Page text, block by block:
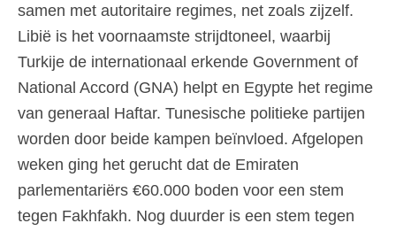
samen met autoritaire regimes, net zoals zijzelf.
Libië is het voornaamste strijdtoneel, waarbij
Turkije de internationaal erkende Government of
National Accord (GNA) helpt en Egypte het regime
van generaal Haftar. Tunesische politieke partijen
worden door beide kampen beïnvloed. Afgelopen
weken ging het gerucht dat de Emiraten
parlementariërs €60.000 boden voor een stem
tegen Fakhfakh. Nog duurder is een stem tegen